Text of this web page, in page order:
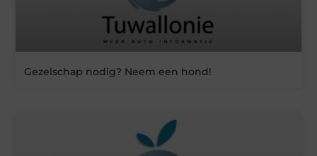
Gezelschap nodig? Neem een hond!